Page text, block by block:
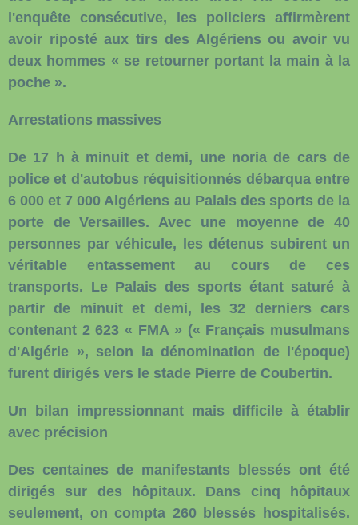
l'enquête consécutive, les policiers affirmèrent
avoir riposté aux tirs des Algériens ou avoir vu
deux hommes « se retourner portant la main à la
poche ».
Arrestations massives
De 17 h à minuit et demi, une noria de cars de
police et d'autobus réquisitionnés débarqua entre
6 000 et 7 000 Algériens au Palais des sports de la
porte de Versailles. Avec une moyenne de 40
personnes par véhicule, les détenus subirent un
véritable entassement au cours de ces
transports. Le Palais des sports étant saturé à
partir de minuit et demi, les 32 derniers cars
contenant 2 623 « FMA » (« Français musulmans
d'Algérie », selon la dénomination de l'époque)
furent dirigés vers le stade Pierre de Coubertin.
Un bilan impressionnant mais difficile à établir
avec précision
Des centaines de manifestants blessés ont été
dirigés sur des hôpitaux. Dans cinq hôpitaux
seulement, on compta 260 blessés hospitalisés.